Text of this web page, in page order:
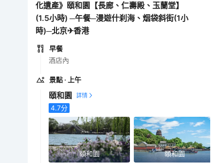
化遺產》頤和園【長廊、仁壽殿、玉蘭堂】
(1.5小時) ─午餐─漫遊什刹海、烟袋斜街(1小
時)─北京✈香港
早餐
酒店內
景點 · 上午
頤和園
4.7分
頤和園 頤和園